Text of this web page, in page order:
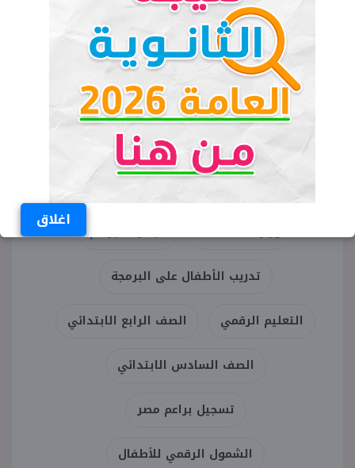
اغلاق
الكلمات المفتاحية
وزارة الاتصالات مبادرة البراعم
تدريب الأطفال على البرمجة
التعليم الرقمي الصف الرابع الابتدائي
الصف السادس الابتدائي
تسجيل براعم مصر
الشمول الرقمي للأطفال